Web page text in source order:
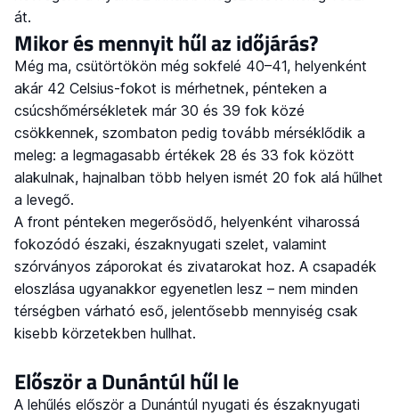
át.
Mikor és mennyit hűl az időjárás?
Még ma, csütörtökön még sokfelé 40–41, helyenként
akár 42 Celsius-fokot is mérhetnek, pénteken a
csúcshőmérsékletek már 30 és 39 fok közé
csökkennek, szombaton pedig tovább mérséklődik a
meleg: a legmagasabb értékek 28 és 33 fok között
alakulnak, hajnalban több helyen ismét 20 fok alá hűlhet
a levegő.
A front pénteken megerősödő, helyenként viharossá
fokozódó északi, északnyugati szelet, valamint
szórványos záporokat és zivatarokat hoz. A csapadék
eloszlása ugyanakkor egyenetlen lesz – nem minden
térségben várható eső, jelentősebb mennyiség csak
kisebb körzetekben hullhat.
Először a Dunántúl hűl le
A lehűlés először a Dunántúl nyugati és északnyugati